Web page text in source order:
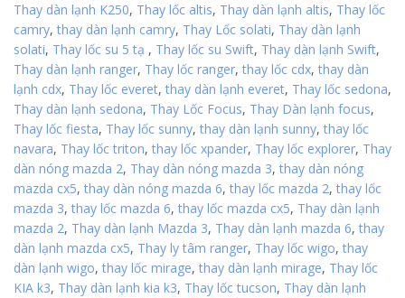
Thay dàn lạnh K250, Thay lốc altis, Thay dàn lạnh altis, Thay lốc
camry, thay dàn lạnh camry, Thay Lốc solati, Thay dàn lạnh
solati, Thay lốc su 5 tạ , Thay lốc su Swift, Thay dàn lạnh Swift,
Thay dàn lạnh ranger, Thay lốc ranger, thay lốc cdx, thay dàn
lạnh cdx, Thay lốc everet, thay dàn lạnh everet, Thay lốc sedona,
Thay dàn lạnh sedona, Thay Lốc Focus, Thay Dàn lạnh focus,
Thay lốc fiesta, Thay lốc sunny, thay dàn lạnh sunny, thay lốc
navara, Thay lốc triton, thay lốc xpander, Thay lốc explorer, Thay
dàn nóng mazda 2, Thay dàn nóng mazda 3, thay dàn nóng
mazda cx5, thay dàn nóng mazda 6, thay lốc mazda 2, thay lốc
mazda 3, thay lốc mazda 6, thay lốc mazda cx5, Thay dàn lạnh
mazda 2, Thay dàn lạnh Mazda 3, Thay dàn lạnh mazda 6, thay
dàn lạnh mazda cx5, Thay ly tâm ranger, Thay lốc wigo, thay
dàn lạnh wigo, thay lốc mirage, thay dàn lạnh mirage, Thay lốc
KIA k3, Thay dàn lạnh kia k3, Thay lốc tucson, Thay dàn lạnh